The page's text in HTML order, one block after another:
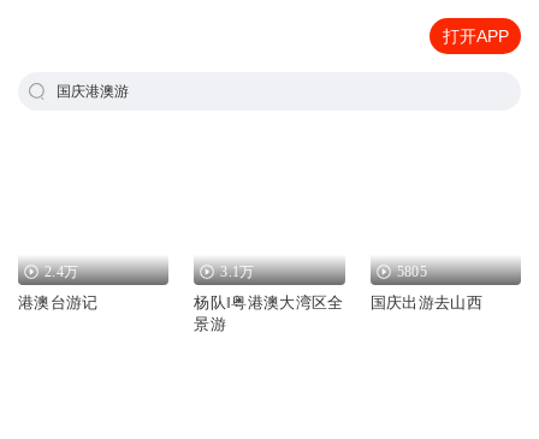
打开APP
国庆港澳游
2.4万
港澳台游记
3.1万
杨队‖粤港澳大湾区全
景游
5805
国庆出游去山西